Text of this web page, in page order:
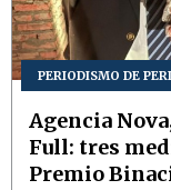
PERIODISMO DE
Agencia
Full: tres
Premio